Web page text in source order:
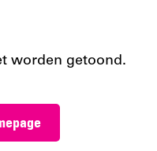
worden getoond.